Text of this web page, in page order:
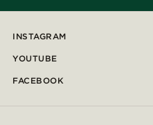
INSTAGRAM
YOUTUBE
FACEBOOK